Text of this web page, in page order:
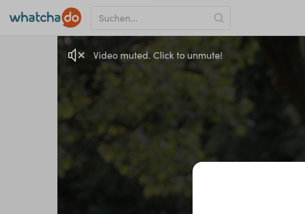
Video muted. Click to unmute!